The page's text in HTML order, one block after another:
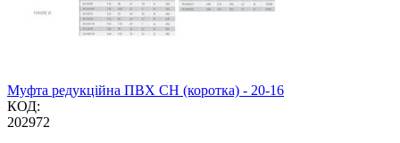
Муфта редукційна ПВХ CH (коротка) - 20-16
КОД:
202972